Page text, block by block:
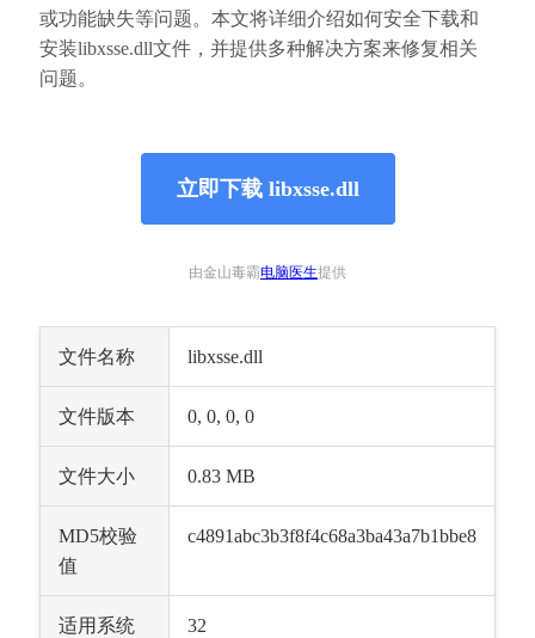
或功能缺失等问题。本文将详细介绍如何安全下载和
安装libxsse.dll文件，并提供多种解决方案来修复相关
问题。
立即下载 libxsse.dll
由金山毒霸电脑医生提供
文件名称 libxsse.dll
文件版本 0, 0, 0, 0
文件大小 0.83 MB
MD5校验
值
c4891abc3b3f8f4c68a3ba43a7b1bbe8
适用系统 32